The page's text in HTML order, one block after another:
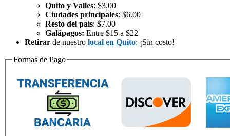
Quito y Valles: $3.00
Ciudades principales: $6.00
Resto del país: $7.00
Galápagos: Entre $15 a $22
Retirar de nuestro local en Quito: ¡Sin costo!
Formas de Pago